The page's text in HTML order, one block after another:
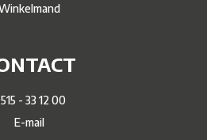
- 33 12 00
E-mail